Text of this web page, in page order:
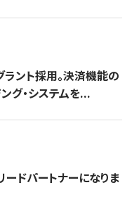
ラント採用。決済機能の
グ・システムを...
ドパートナーになりま